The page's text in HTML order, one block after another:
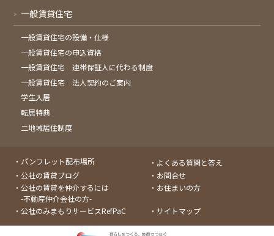
一般賃貸住宅
一般賃貸住宅の設備・仕様
一般賃貸住宅の申込資格
一般賃貸住宅 連帯保証人に代わる制度
一般賃貸住宅 法人契約のご案内
学生入居
転居特典
二地域居住制度
パンフレット配布場所
よくある質問と答え
公社の賃貸ブログ
お問合せ
公社の賃貸を仲介するには
-不動産仲介会社の方-
お住まいの方
公社のみまもりサービスRefPaC サイトマップ